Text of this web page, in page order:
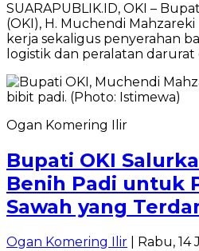
SUARAPUBLIK.ID, OKI –
(OKI), H. Muchendi
kerja sekaligus penyerahan
logistik dan peralatan darurat
Ogan Komering Ilir
Bupati OKI
Benih Padi untuk
Sawah yang
Ogan Komering Ilir | Rabu,